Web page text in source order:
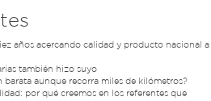
años acercando calidad y producto nacional a
también hizo suyo
barata aunque recorra miles de kilómetros?
por qué creemos en los referentes que